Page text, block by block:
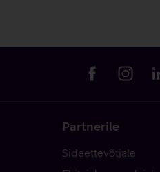
Partnerile
Sideettevõtjale